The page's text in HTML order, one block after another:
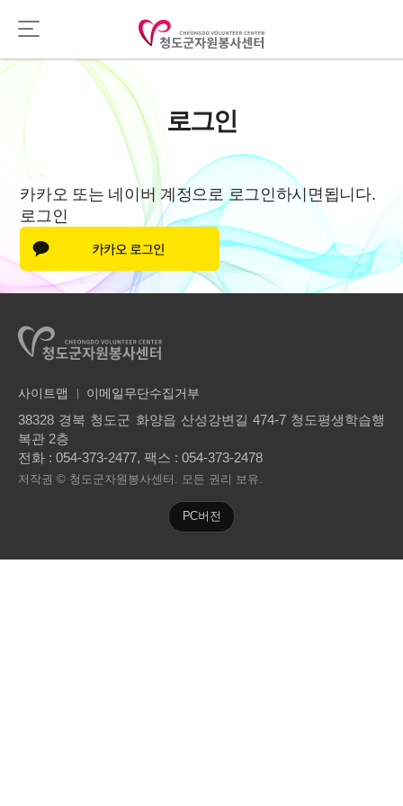
로그인
카카오 또는 네이버 계정으로 로그인하시면됩니다.
로그인
사이트맵 이메일무단수집거부
38328 경북 청도군 화양읍 산성강변길 474-7 청도평생학습행
복관 2층
전화 : 054-373-2477, 팩스 : 054-373-2478
저작권 © 청도군자원봉사센터. 모든 권리 보유.
PC버전